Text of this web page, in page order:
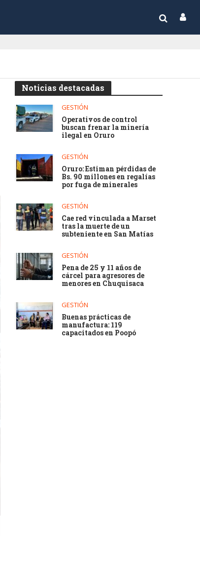
Noticias destacadas
GESTIÓN
Operativos de control
buscan frenar la minería
ilegal en Oruro
GESTIÓN
Oruro: Estiman pérdidas de
Bs. 90 millones en regalías
por fuga de minerales
GESTIÓN
Cae red vinculada a Marset
tras la muerte de un
subteniente en San Matías
GESTIÓN
Pena de 25 y 11 años de
cárcel para agresores de
menores en Chuquisaca
GESTIÓN
Buenas prácticas de
manufactura: 119
capacitados en Poopó